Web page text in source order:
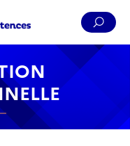
Pied de page